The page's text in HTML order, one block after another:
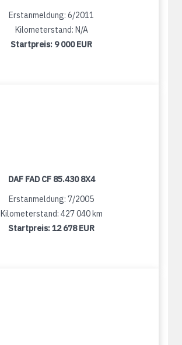
Erstanmeldung: 6/2011
Kilometerstand: N/A
Startpreis: 9 000 EUR
DAF FAD CF 85.430 8X4
Erstanmeldung: 7/2005
Kilometerstand: 427 040 km
Startpreis:12 678 EUR